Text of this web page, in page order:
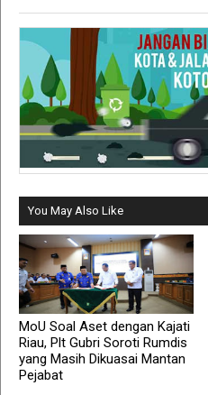
You May Also Like
MoU Soal Aset dengan Kajati
Riau, Plt Gubri Soroti Rumdis
yang Masih Dikuasai Mantan
Pejabat